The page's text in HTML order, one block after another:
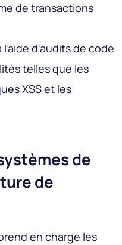
de transactions
d'audits de code
telles que les
XSS et les
de
de
en charge les